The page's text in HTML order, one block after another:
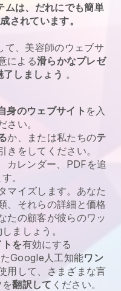
ムは、だれにでも簡単
されています。
て、美容師のウェブサ
による滑らかなプレゼ
了しましょう 。
身のウェブサイト を入
さい。
か、または私たちのテ
きをしてください。
カレンダー、PDFを追
。
マイズします。あなた
、それらの詳細と価格
たの顧客が彼らのワッ
ましょう。
を有効にする
Google人工知能ワン
用して、さまざまな言
を翻訳して ください。